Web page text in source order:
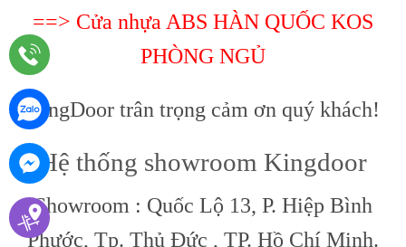
==> Cửa nhựa ABS HÀN QUỐC KOS
PHÒNG NGỦ
KingDoor trân trọng cảm ơn quý khách!
Hệ thống showroom Kingdoor
Showroom : Quốc Lộ 13, P. Hiệp Bình
Phước, Tp. Thủ Đức , TP. Hồ Chí Minh.